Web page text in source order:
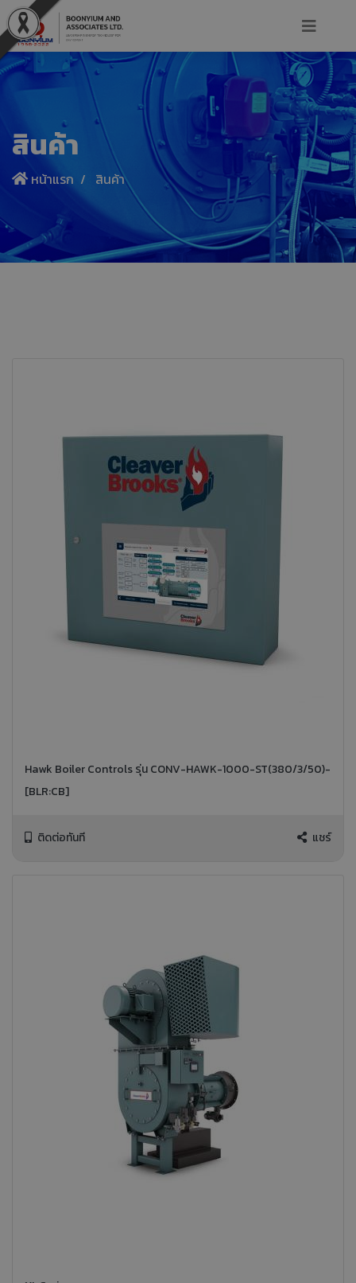
สินค้า
หน้าแรก สินค้า
Hawk Boiler Controls รุ่น CONV-HAWK-1000-ST(380/3/50)-
[BLR:CB]
ติดต่อทันที แชร์